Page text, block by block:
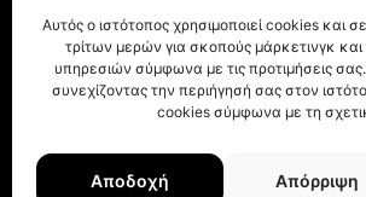
Αυτός ο ιστότοπος χρησιμοποιεί cookies και
τρίτων μερών για σκοπούς μάρκετινγκ
υπηρεσιών σύμφωνα με τις προτιμήσεις
συνεχίζοντας την περιήγησή σας στον
cookies σύμφωνα με τη
Αποδοχή Απόρριψη
Τ.Κ. 54249 Θεσσαλονίκη
Tηλ. Επικοινωνίας:+30 (2310) 305
E-mail:
info@aris.gr